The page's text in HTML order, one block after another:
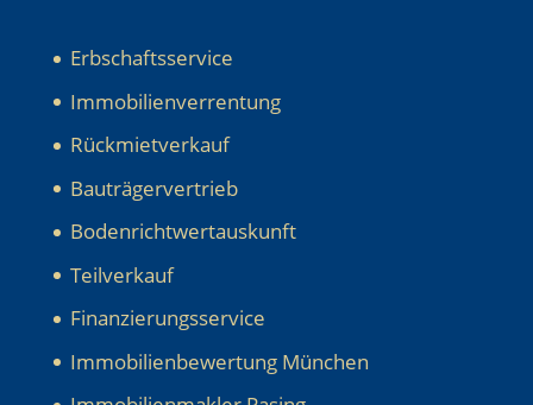
Erbschaftsservice
Immobilienverrentung
Rückmietverkauf
Bauträgervertrieb
Bodenrichtwertauskunft
Teilverkauf
Finanzierungsservice
Immobilienbewertung München